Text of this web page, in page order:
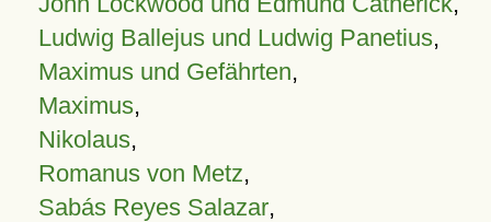
Ludwig Ballejus und Ludwig Panetius,
Maximus und Gefährten,
Maximus,
Nikolaus,
Romanus von Metz,
Sabás Reyes Salazar,